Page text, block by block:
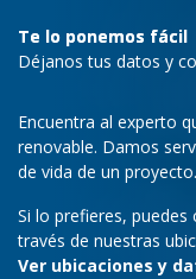
Te lo ponemos fácil
Déjanos tus datos y
Encuentra al experto
renovable. Damos
de vida de un proyecto.
Si lo prefieres,
través de nuestras
Ver ubicaciones y